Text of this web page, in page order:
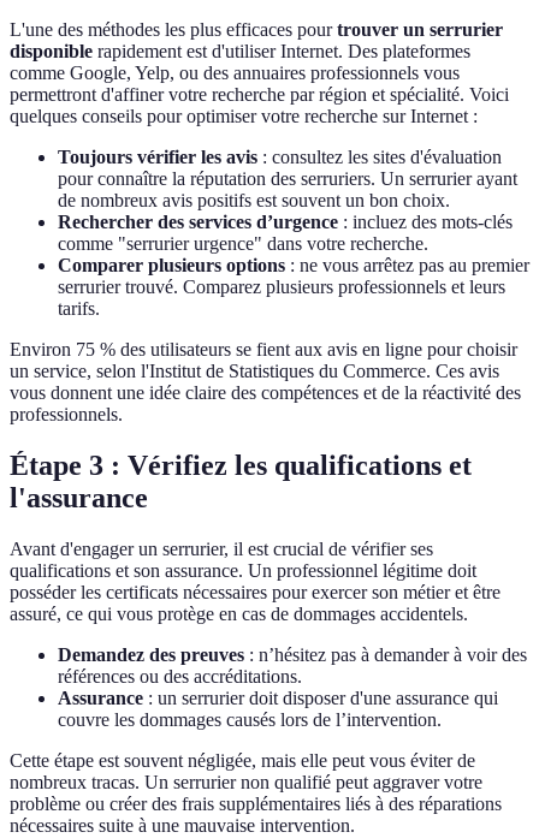
L'une des méthodes les plus efficaces pourtrouver un serrurier
disponible rapidement est d'utiliser Internet. Des plateformes
comme Google, Yelp, ou des annuaires professionnels vous
permettront d'affiner votre recherche par région et spécialité. Voici
quelques conseils pour optimiser votre recherche sur Internet :
Toujours vérifier les avis : consultez les sites d'évaluation
pour connaître la réputation des serruriers. Un serrurier ayant
de nombreux avis positifs est souvent un bon choix.
Rechercher des services d’urgence : incluez des mots-clés
comme "serrurier urgence" dans votre recherche.
Comparer plusieurs options : ne vous arrêtez pas au premier
serrurier trouvé. Comparez plusieurs professionnels et leurs
tarifs.
Environ 75 % des utilisateurs se fient aux avis en ligne pour choisir
un service, selon l'Institut de Statistiques du Commerce. Ces avis
vous donnent une idée claire des compétences et de la réactivité des
professionnels.
Étape 3 : Vérifiez les qualifications et
l'assurance
Avant d'engager un serrurier, il est crucial de vérifier ses
qualifications et son assurance. Un professionnel légitime doit
posséder les certificats nécessaires pour exercer son métier et être
assuré, ce qui vous protège en cas de dommages accidentels.
Demandez des preuves : n’hésitez pas à demander à voir des
références ou des accréditations.
Assurance : un serrurier doit disposer d'une assurance qui
couvre les dommages causés lors de l’intervention.
Cette étape est souvent négligée, mais elle peut vous éviter de
nombreux tracas. Un serrurier non qualifié peut aggraver votre
problème ou créer des frais supplémentaires liés à des réparations
nécessaires suite à une mauvaise intervention.